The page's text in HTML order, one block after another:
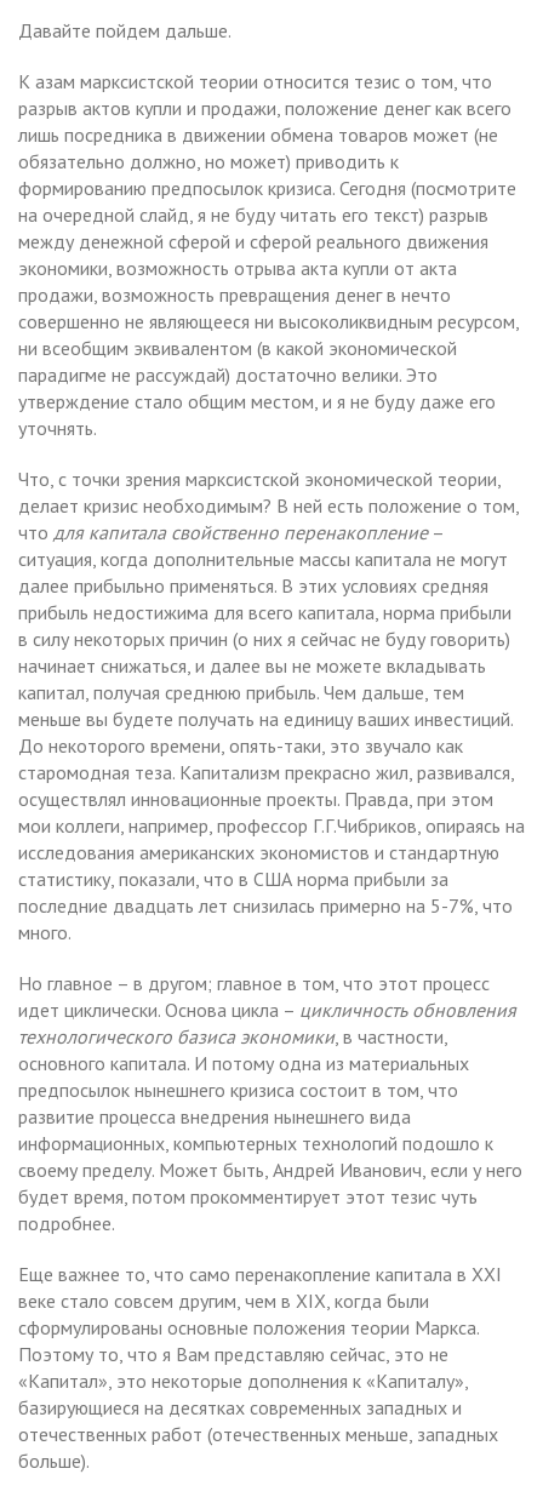
Давайте пойдем дальше.
К азам марксистской теории относится тезис о том, что
разрыв актов купли и продажи, положение денег как всего
лишь посредника в движении обмена товаров может (не
обязательно должно, но может) приводить к
формированию предпосылок кризиса. Сегодня (посмотрите
на очередной слайд, я не буду читать его текст) разрыв
между денежной сферой и сферой реального движения
экономики, возможность отрыва акта купли от акта
продажи, возможность превращения денег в нечто
совершенно не являющееся ни высоколиквидным ресурсом,
ни всеобщим эквивалентом (в какой экономической
парадигме не рассуждай) достаточно велики. Это
утверждение стало общим местом, и я не буду даже его
уточнять.
Что, с точки зрения марксистской экономической теории,
делает кризис необходимым? В ней есть положение о том,
что для капитала свойственно перенакопление–
ситуация, когда дополнительные массы капитала не могут
далее прибыльно применяться. В этих условиях средняя
прибыль недостижима для всего капитала, норма прибыли
в силу некоторых причин (о них я сейчас не буду говорить)
начинает снижаться, и далее вы не можете вкладывать
капитал, получая среднюю прибыль. Чем дальше, тем
меньше вы будете получать на единицу ваших инвестиций.
До некоторого времени, опять-таки, это звучало как
старомодная теза. Капитализм прекрасно жил, развивался,
осуществлял инновационные проекты. Правда, при этом
мои коллеги, например, профессор Г.Г.Чибриков, опираясь на
исследования американских экономистов и стандартную
статистику, показали, что в США норма прибыли за
последние двадцать лет снизилась примерно на 5-7%, что
много.
Но главное – в другом; главное в том, что этот процесс
идет циклически. Основа цикла – цикличность обновления
технологического базиса экономики, в частности,
основного капитала. И потому одна из материальных
предпосылок нынешнего кризиса состоит в том, что
развитие процесса внедрения нынешнего вида
информационных, компьютерных технологий подошло к
своему пределу. Может быть, Андрей Иванович, если у него
будет время, потом прокомментирует этот тезис чуть
подробнее.
Еще важнее то, что само перенакопление капитала в XXI
веке стало совсем другим, чем в XIX, когда были
сформулированы основные положения теории Маркса.
Поэтому то, что я Вам представляю сейчас, это не
«Капитал», это некоторые дополнения к «Капиталу»,
базирующиеся на десятках современных западных и
отечественных работ (отечественных меньше, западных
больше).